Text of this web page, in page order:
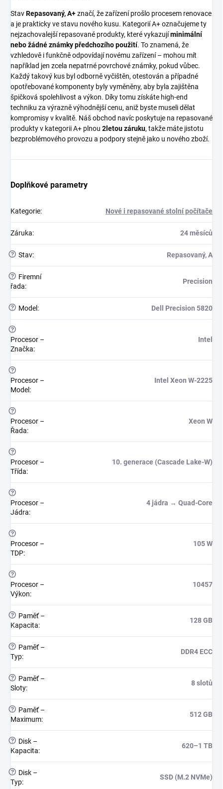
StavRepasovaný, A+značí, že zařízení prošlo procesem renovace
a je prakticky ve stavu nového kusu. Kategorií A+ označujeme ty
nejzachovalejší repasované produkty, které vykazujíminimální
nebo žádné známky předchozího použití. To znamená, že
vzhledově i funkčně odpovídají novému zařízení – mohou mít
například jen zcela nepatrné povrchové známky, pokud vůbec.
Každý takový kus byl odborně vyčištěn, otestován a případné
opotřebované komponenty byly vyměněny, aby byla zajištěna
špičková spolehlivost a výkon. Díky tomu získáte high-end
techniku za výrazně výhodnější cenu, aniž byste museli dělat
kompromisy v kvalitě. Náš obchod navíc poskytuje na repasované
produkty v kategorii A+ plnou 2letou záruku, takže máte jistotu
bezproblémového provozu a podpory stejně jako u nového zboží.
Doplňkové parametry
Kategorie: Nové i repasované stolní počítače
Záruka: 24 měsíců
? Stav: Repasovaný, A
?
Firemní
řada:
Precision
? Model : Dell Precision 5820
?
Procesor –
Značka:
Intel
?
Procesor –
Model :
Intel Xeon W-2225
?
Procesor –
Řada:
Xeon W
?
Procesor –
Třída:
10. generace (Cascade Lake-W)
?
Procesor –
Jádra:
4 jádra → Quad-Core
?
Procesor –
TDP:
105 W
?
Procesor –
Výkon:
10457
?
Paměť –
Kapacita:
128 GB
?
Paměť –
Typ:
DDR4 ECC
?
Paměť –
Sloty:
8 slotů
?
Paměť –
Maximum:
512 GB
?
Disk –
Kapacita:
620–1 TB
?
Disk –
Typ:
SSD (M.2 NVMe)